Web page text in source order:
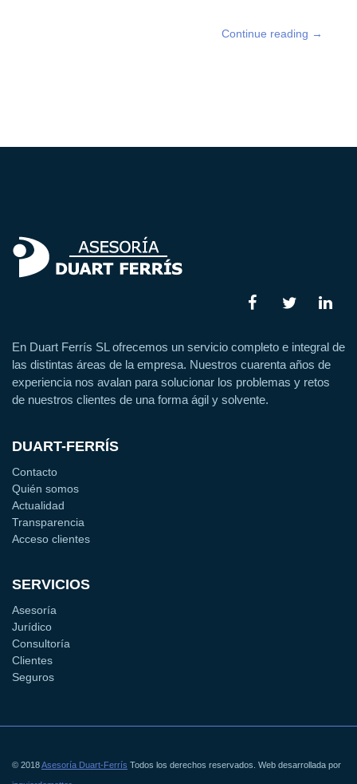
Continue reading →
En Duart Ferrís SL ofrecemos un servicio completo e integral de
las distintas áreas de la empresa. Nuestros cuarenta años de
experiencia nos avalan para solucionar los problemas y retos
de nuestros clientes de una forma ágil y solvente.
DUART-FERRÍS
Contacto
Quién somos
Actualidad
Transparencia
Acceso clientes
SERVICIOS
Asesoría
Jurídico
Consultoría
Clientes
Seguros
© 2018Asesoría Duart-Ferrís Todos los derechos reservados. Web desarrollada por